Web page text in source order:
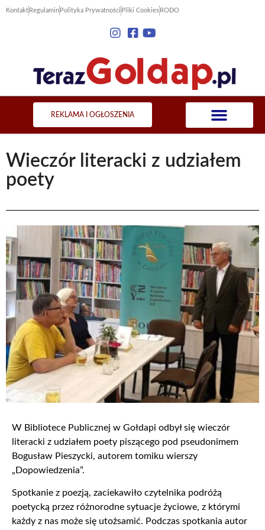
Kontakt Regulamin Polityka Prywatności Pliki Cookies RODO
REKLAMA I OGŁOSZENIA
Wieczór literacki z udziałem
poety
W Bibliotece Publicznej w Gołdapi odbył się wieczór
literacki z udziałem poety piszącego pod pseudonimem
Bogusław Pieszycki, autorem tomiku wierszy
„Dopowiedzenia”.
Spotkanie z poezją, zaciekawiło czytelnika podróżą
poetycką przez różnorodne sytuacje życiowe, z którymi
każdy z nas może się utożsamić. Podczas spotkania autor